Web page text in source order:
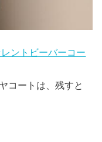
ントビーバーコー
コートは、残すと